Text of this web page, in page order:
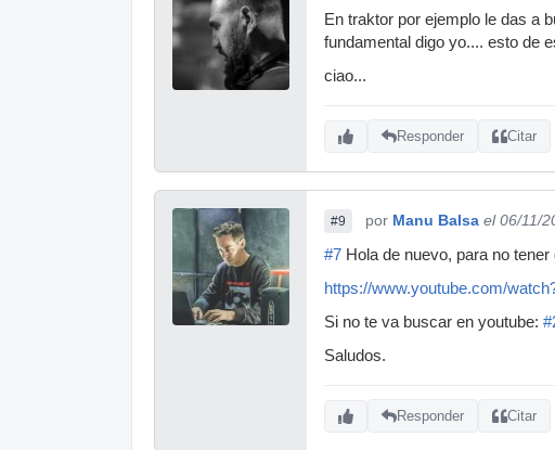
En traktor por ejemplo le das a
fundamental digo yo.... esto de
ciao...
Responder Citar
#9 por Manu Balsa el 06/11/
#7 Hola de nuevo, para no
https://www.youtube.com/
Si no te va buscar en youtube:
Saludos.
Responder Citar